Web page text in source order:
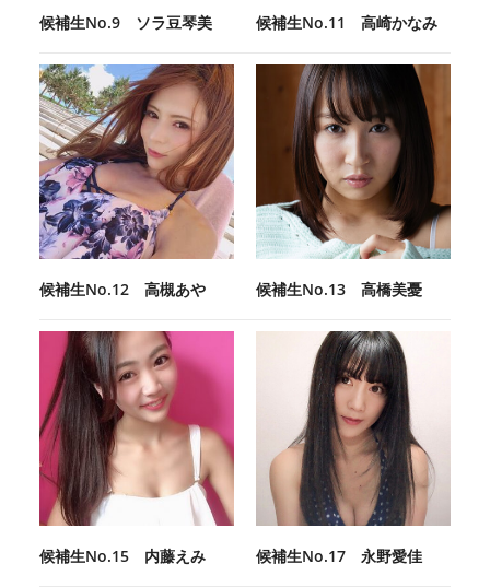
候補生No.9 ソラ豆琴美 候補生No.11 高崎かなみ
候補生No.12 高槻あや 候補生No.13 高橋美憂
候補生No.15 内藤えみ 候補生No.17 永野愛佳